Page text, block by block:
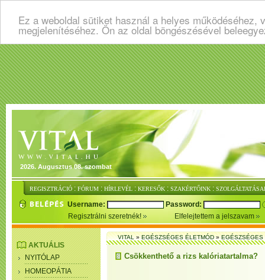
Ez a weboldal sütiket használ a helyes
megjelenítéséhez. Ön az oldal böngészésével
2026. Augusztus 08. szombat
REGISZTRÁCIÓ : FÓRUM : HÍRLEVÉL : KERESŐK : SZAKÉRTŐINK :
Username:
Password:
Regisztrálni szeretnék!
Elfelejtettem a jelszavam
AKTUÁLIS
NYITÓLAP
HOMEOPÁTIA
VITAL»EGÉSZSÉGES ÉLETMÓD»
Csökkenthető a rizs kalóriatartalma?